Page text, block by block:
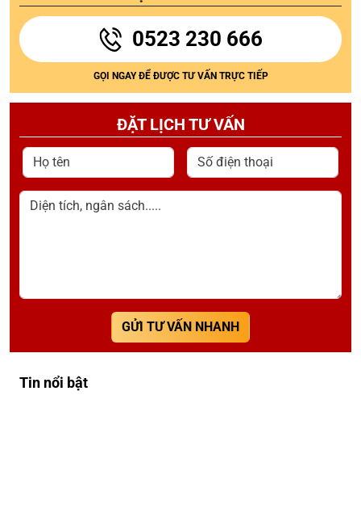
0523 230 666
GỌI NGAY ĐỂ ĐƯỢC TƯ VẤN TRỰC TIẾP
ĐẶT LỊCH TƯ VẤN
Họ tên Số điện thoại
Diện tích, ngân sách.....
GỬI TƯ VẤN NHANH
Tin nổi bật